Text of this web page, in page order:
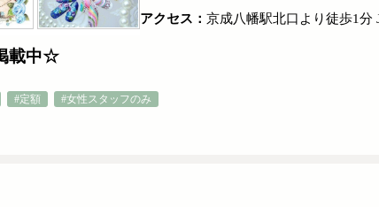
載中☆
#定額 #女性スタッフのみ
アクセス： 京成八幡駅北口より徒歩1分